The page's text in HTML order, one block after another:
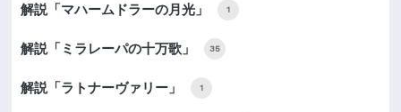
解説「マハームドラーの月光」 1
解説「ミラレーパの十万歌」 35
解説「ラトナーヴァリー」 1